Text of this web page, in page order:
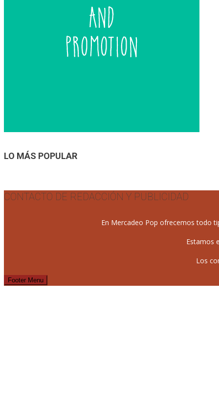
LO MÁS POPULAR
CONTACTO DE REDACCIÓN Y PUBLICIDAD
En Mercadeo Pop ofrecemos todo
Estamos
Los
Footer Menu